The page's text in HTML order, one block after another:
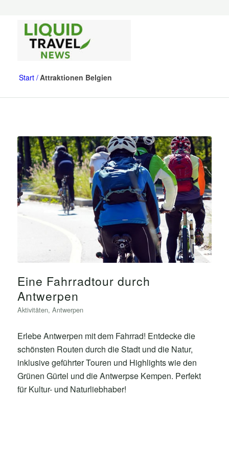
Start Attraktionen Belgien
Eine Fahrradtour durch
Antwerpen
Aktivitäten, Antwerpen
Erlebe Antwerpen mit dem Fahrrad! Entdecke die
schönsten Routen durch die Stadt und die Natur,
inklusive geführter Touren und Highlights wie den
Grünen Gürtel und die Antwerpse Kempen. Perfekt
für Kultur- und Naturliebhaber!